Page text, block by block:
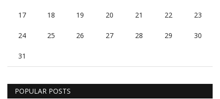
17 18 19 20 21 22 23
24 25 26 27 28 29 30
31
POPULAR POSTS